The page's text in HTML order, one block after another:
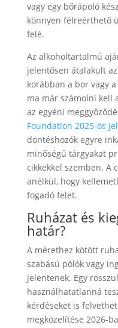
vagy egy bőrápoló
könnyen félreérthető
felé.
Az alkoholtartalmú
jelentősen átalakult
korábban a bor vagy
ma már számolni kell
az egyéni
Foundation 2025-ös
döntéshozók egyre
minőségű tárgyakat
cikkekkel szemben. A
anélkül, hogy
fogadó felet.
Ruházat és
határ?
A mérethez kötött
szabású pólók vagy
jelentenek. Egy
használhatatlanná
kérdéseket is
megközelítése 2026-